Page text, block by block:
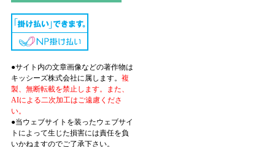
●サイト内の文章画像などの著作物は
キッシーズ株式会社に属します。 複
製、無断転載を禁止します。また、
AIによる二次加工はご遠慮くださ
い。
●当ウェブサイトを装ったウェブサイ
トによって生じた損害には責任を負
いかねますのでご了承下さい。